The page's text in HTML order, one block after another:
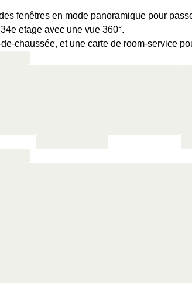
fenêtres en mode panoramique pour
etage avec une vue 360°.
chaussée, et une carte de room-service